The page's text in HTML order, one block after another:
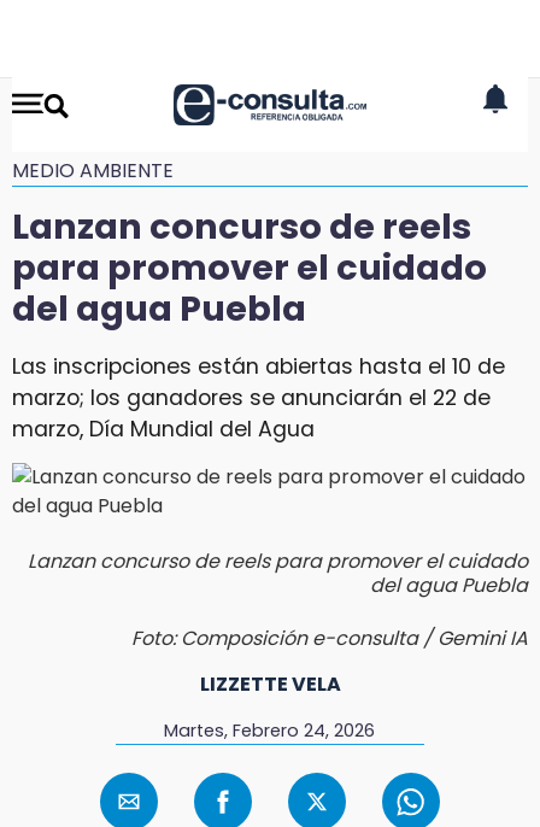
MEDIO AMBIENTE
Lanzan concurso de reels
para promover el cuidado
del agua Puebla
Las inscripciones están abiertas hasta el 10 de
marzo; los ganadores se anunciarán el 22 de
marzo, Día Mundial del Agua
Lanzan concurso de reels para promover el cuidado
del agua Puebla
Foto: Composición e-consulta / Gemini IA
LIZZETTE VELA
Martes, Febrero 24, 2026